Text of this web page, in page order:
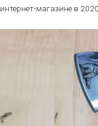
интернет-магазине в 2020